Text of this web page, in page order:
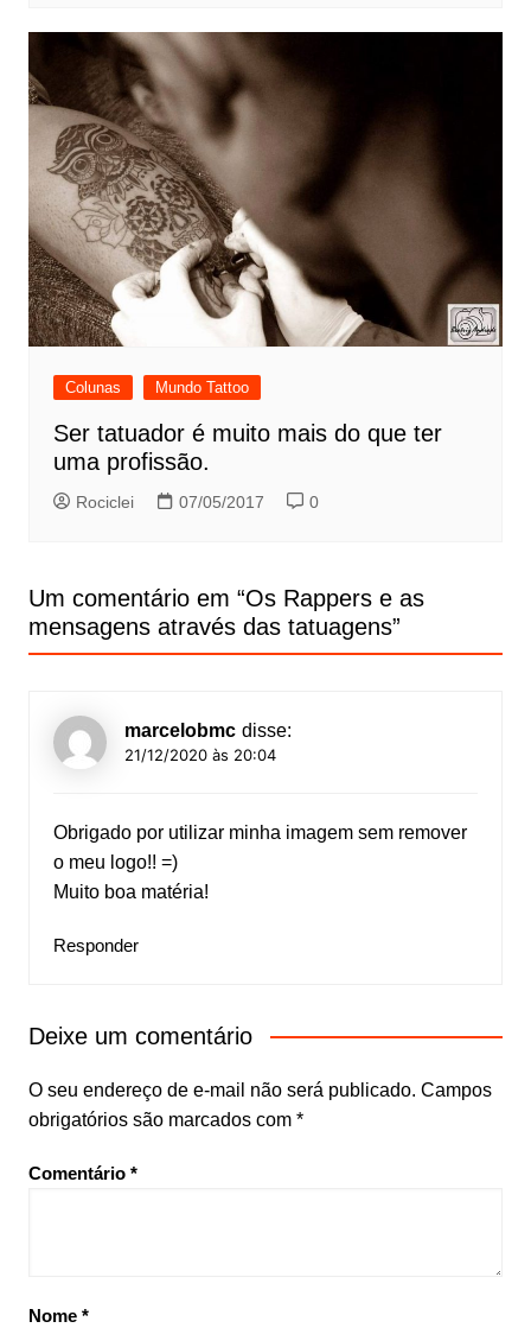
Colunas Mundo Tattoo
Ser tatuador é muito mais do que ter
uma profissão.
Rociclei 07/05/2017 0
Um comentário em “Os Rappers e as
mensagens através das tatuagens”
marcelobmc disse:
21/12/2020 às 20:04
Obrigado por utilizar minha imagem sem remover
o meu logo!! =)
Muito boa matéria!
Responder
Deixe um comentário
O seu endereço de e-mail não será publicado. Campos
obrigatórios são marcados com *
Comentário *
Nome *